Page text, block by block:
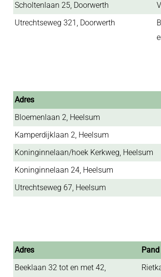
Scholtenlaan 25, Doorwerth
Utrechtseweg 321, Doorwerth
Adres
Bloemenlaan 2, Heelsum
Kamperdijklaan 2, Heelsum
Koninginnelaan/hoek Kerkweg, Heelsum
Koninginnelaan 24, Heelsum
Utrechtseweg 67, Heelsum
Adres
Pand
Beeklaan 32 tot en met 42,